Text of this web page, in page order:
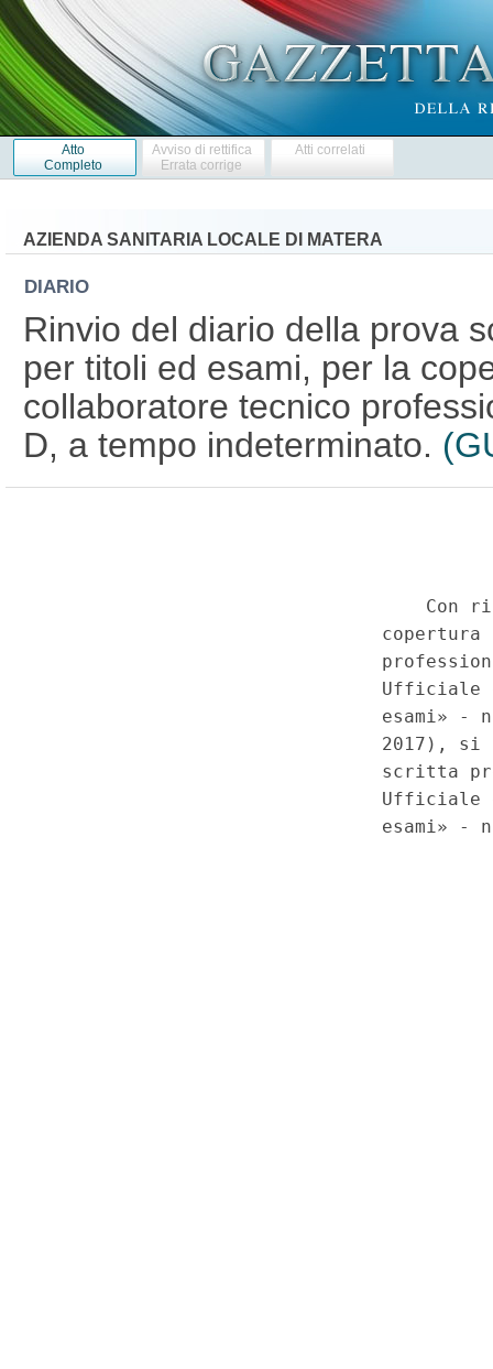
Atto
Completo
Avviso di rettifica
Errata corrige
Atti correlati
AZIENDA SANITARIA LOCALE DI MATERA
DIARIO
Rinvio del diario della prova
per titoli ed esami, per la
collaboratore tecnico
D, a tempo indeterminato.